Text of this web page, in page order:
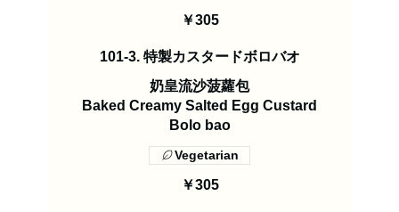
￥305
101-3. 特製カスタードボロバオ
奶皇流沙菠蘿包
Baked Creamy Salted Egg Custard
Bolo bao
￥305
Vegetarian